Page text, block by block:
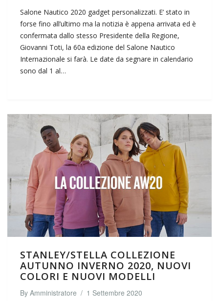
Salone Nautico 2020 gadget personalizzati. E’ stato in
forse fino all’ultimo ma la notizia è appena arrivata ed è
confermata dallo stesso Presidente della Regione,
Giovanni Toti, la 60a edizione del Salone Nautico
Internazionale si farà. Le date da segnare in calendario
sono dal 1 al…
STANLEY/STELLA COLLEZIONE
AUTUNNO INVERNO 2020, NUOVI
COLORI E NUOVI MODELLI
By Amministratore / 1 Settembre 2020